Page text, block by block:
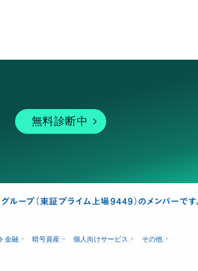
無料診断中
金融 暗号資産 個人向けサービス その他